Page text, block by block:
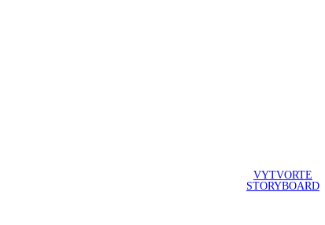
VYTVORTE
STORYBOARD